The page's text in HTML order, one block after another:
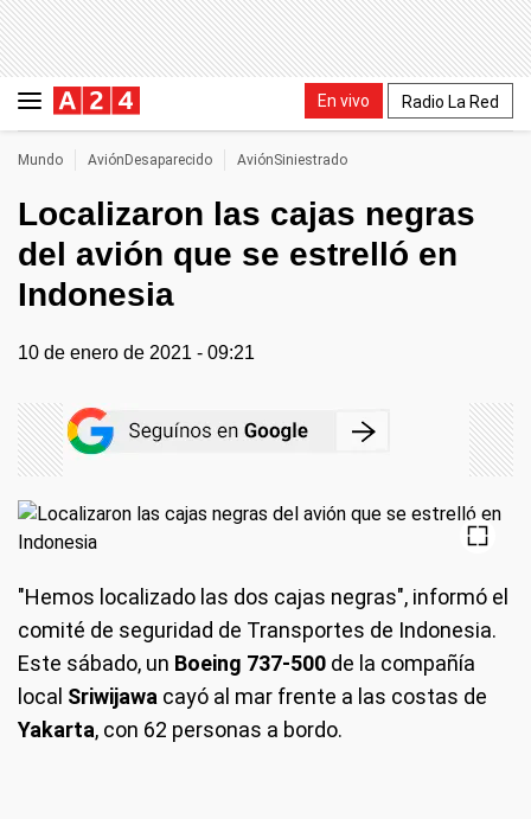
En vivo Radio La Red
Mundo AviónDesaparecido AviónSiniestrado
Localizaron las cajas negras
del avión que se estrelló en
Indonesia
10 de enero de 2021 - 09:21
"Hemos localizado las dos cajas negras", informó el
comité de seguridad de Transportes de Indonesia.
Este sábado, un Boeing 737-500 de la compañía
local Sriwijawa cayó al mar frente a las costas de
Yakarta, con 62 personas a bordo.